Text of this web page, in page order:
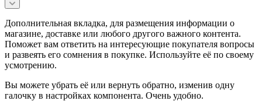
Дополнительная вкладка, для размещения информации о
магазине, доставке или любого другого важного контента.
Поможет вам ответить на интересующие покупателя вопросы
и развеять его сомнения в покупке. Используйте её по своему
усмотрению.
Вы можете убрать её или вернуть обратно, изменив одну
галочку в настройках компонента. Очень удобно.